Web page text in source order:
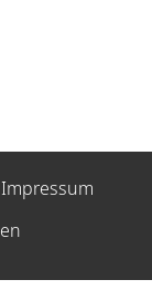
Impressum